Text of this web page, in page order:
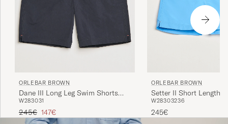
ORLEBAR BROWN
Dane III Long Leg Swim Shorts
Black
W283031
Regulärer Preis
245€ Reduzierter Preis
147€
ORLEBAR BROWN
Setter II Short Length
Shorts Riviera II
W28303236
245€